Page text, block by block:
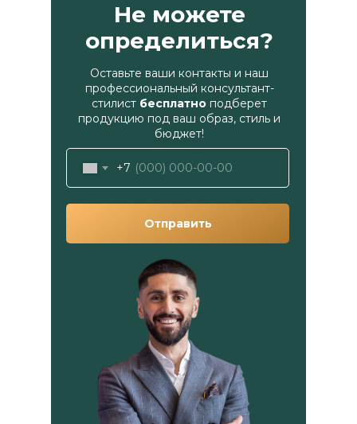
Не можете
определиться?
Оставьте ваши контакты и наш
профессиональный консультант-
стилист бесплатно подберет
продукцию под ваш образ, стиль и
бюджет!
+7
Отправить